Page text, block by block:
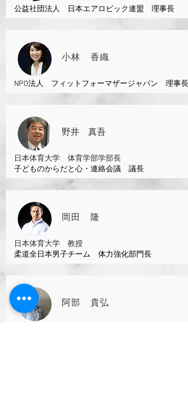
公益社団法人 日本エアロビック連盟 理事長
小林 香織
NPO法人 フィットフォーマザージャパン ​ 理事長
​野井 真吾
​日本体育大学 体育学部学部長
子どものからだと心・連絡会議 ​議長
岡田 隆
​日本体育大学 教授
柔道全日本男子チーム 体力強化部門長
阿部 貴弘